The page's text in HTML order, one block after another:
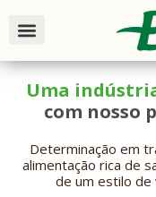
Uma
com nosso
Determinação em
alimentação rica de
de um estilo de